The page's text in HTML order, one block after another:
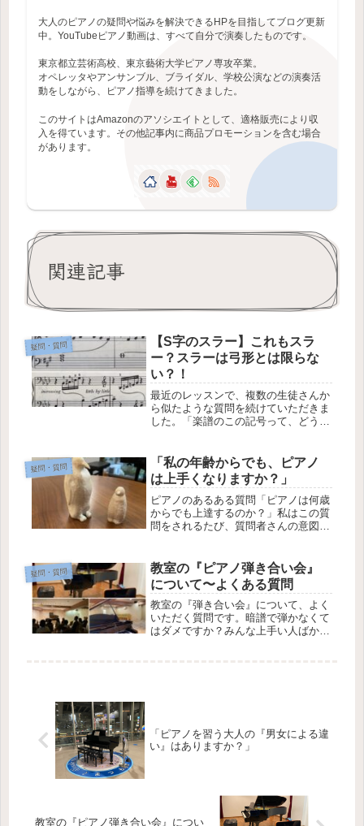
大人のピアノの疑問や悩みを解決できるHPを目指してブログ更新
中。YouTubeピアノ動画は、すべて自分で演奏したものです。
東京都立芸術高校、東京藝術大学ピアノ専攻卒業。
オペレッタやアンサンブル、ブライダル、学校公演などの演奏活
動をしながら、ピアノ指導を続けてきました。
このサイトはAmazonのアソシエイトとして、適格販売により収
入を得ています。その他記事内に商品プロモーションを含む場合
があります。
関連記事
疑問・質問
【S字のスラー】これもスラ
ー？スラーは弓形とは限らな
い？！
最近のレッスンで、複数の生徒さんか
ら似たような質問を続けていただきま
した。「楽譜のこの記号って、どうい
という意味で、楽譜にはよく出てくる
音楽記号です。ただ今回ちょっと特殊
で...
疑問・質問
「私の年齢からでも、ピアノ
は上手くなりますか？」
ピアノのあるある質問「ピアノは何歳
からでも上達するのか？」私はこの質
問をされるたび、質問者さんの意図と
限界ライン」が知りたいの？「自分の
場合は上達するのか？」という意味...
疑問・質問
教室の『ピアノ弾き合い会』
について〜よくある質問
教室の『弾き合い会』について、よく
いただく質問です。暗譜で弾かなくて
はダメですか？みんな上手い人ばかり
「ピアノを習う大人の『男女による違
い』はありますか？」
教室の『ピアノ弾き合い会』につい